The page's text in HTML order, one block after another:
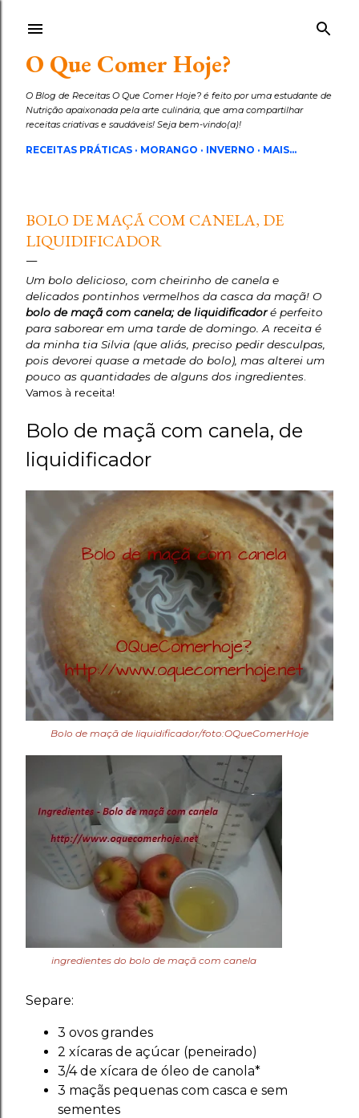
O Que Comer Hoje?
O Blog de Receitas O Que Comer Hoje? é feito por uma estudante de
Nutrição apaixonada pela arte culinária, que ama compartilhar
receitas criativas e saudáveis! Seja bem-vindo(a)!
RECEITAS PRÁTICAS MORANGO INVERNO MAIS…
BOLO DE MAÇÃ COM CANELA, DE
LIQUIDIFICADOR
Um bolo delicioso, com cheirinho de canela e
delicados pontinhos vermelhos da casca da maçã! O
bolo de maçã com canela; de liquidificadoré perfeito
para saborear em uma tarde de domingo. A receita é
da minha tia Silvia (que aliás, preciso pedir desculpas,
pois devorei quase a metade do bolo), mas alterei um
pouco as quantidades de alguns dos ingredientes
Vamos à receita!
Bolo de maçã com canela, de
liquidificador
Bolo de maçã de liquidificador/foto:OQueComerHoje
ingredientes do bolo de maçã com canela
Separe:
3 ovos grandes
2 xícaras de açúcar (peneirado)
3/4 de xícara de óleo de canola*
3 maçãs pequenas com casca e sem
sementes